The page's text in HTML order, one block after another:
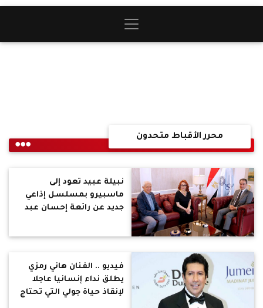
محرر الأقباط متحدون
نبيلة عبيد تعود إلى
ماسبيرو بمسلسل إذاعي
جديد عن رائعة إحسان عبد
فيديو .. الفنان هاني رمزي
يطلق نداء إنسانيا عاجلا
لإنقاذ حياة جولي التي تحتاج